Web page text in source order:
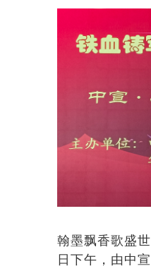
翰墨飘香歌盛
日下午，由中